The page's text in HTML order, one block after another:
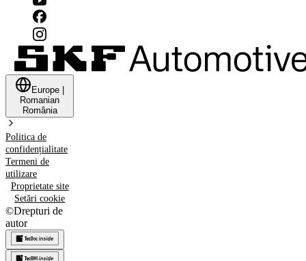
Europe
Romanian
România
Politica de
confidențialitate
Termeni de
utilizare
Proprietate site
Setări cookie
©Drepturi de
autor